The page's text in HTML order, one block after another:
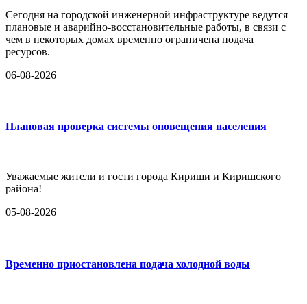
Сегодня на городской инженерной инфраструктуре ведутся
плановые и аварийно-восстановительные работы, в связи с
чем в некоторых домах временно ограничена подача
ресурсов.
06-08-2026
Плановая проверка системы оповещения населения
Уважаемые жители и гости города Кириши и Киришского
района!
05-08-2026
Временно приостановлена подача холодной воды